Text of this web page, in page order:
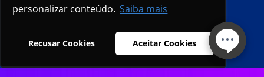
personalizar conteúdo. Saiba mais
Recusar Cookies Aceitar Cookies
personalizar conteúdo. Saiba mais
Recusar Cookies Aceitar Cookies